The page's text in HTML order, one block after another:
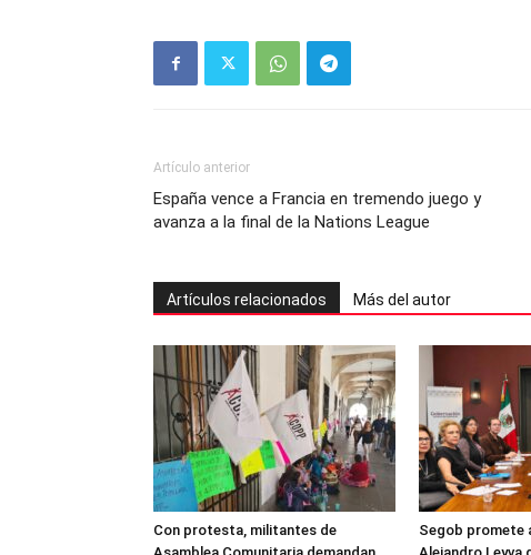
Artículo anterior
España vence a Francia en tremendo juego y
avanza a la final de la Nations League
Artículos relacionados Más del autor
Con protesta, militantes de
Segob promete